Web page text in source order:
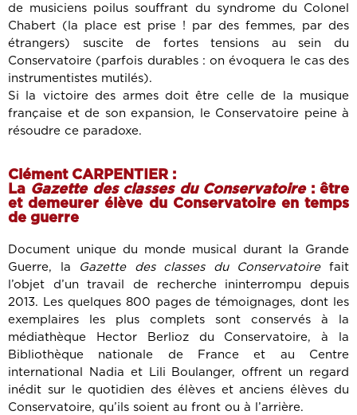
de musiciens poilus souffrant du syndrome du Colonel
Chabert (la place est prise ! par des femmes, par des
étrangers) suscite de fortes tensions au sein du
Conservatoire (parfois durables : on évoquera le cas des
instrumentistes mutilés).
Si la victoire des armes doit être celle de la musique
française et de son expansion, le Conservatoire peine à
résoudre ce paradoxe.
Clément CARPENTIER :
La Gazette des classes du Conservatoire: être
et demeurer élève du Conservatoire en temps
de guerre
Document unique du monde musical durant la Grande
Guerre, la
Gazette des classes du Conservatoirefait
l’objet d’un travail de recherche ininterrompu depuis
2013. Les quelques 800 pages de témoignages, dont les
exemplaires les plus complets sont conservés à la
médiathèque Hector Berlioz du Conservatoire, à la
Bibliothèque nationale de France et au Centre
international Nadia et Lili Boulanger, offrent un regard
inédit sur le quotidien des élèves et anciens élèves du
Conservatoire, qu’ils soient au front ou à l’arrière.